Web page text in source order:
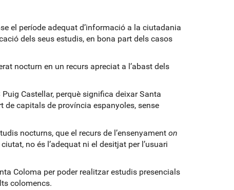
el període adequat d’informació a la ciutadania
dels seus estudis, en bona part dels casos
nocturn en un recurs apreciat a l’abast dels
Castellar, perquè significa deixar Santa
capitals de província espanyoles, sense
nocturns, que el recurs de l’ensenyament on
no és l’adequat ni el desitjat per l’usuari
Coloma per poder realitzar estudis presencials
colomencs.